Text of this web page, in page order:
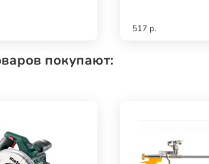
517 р.
покупают: